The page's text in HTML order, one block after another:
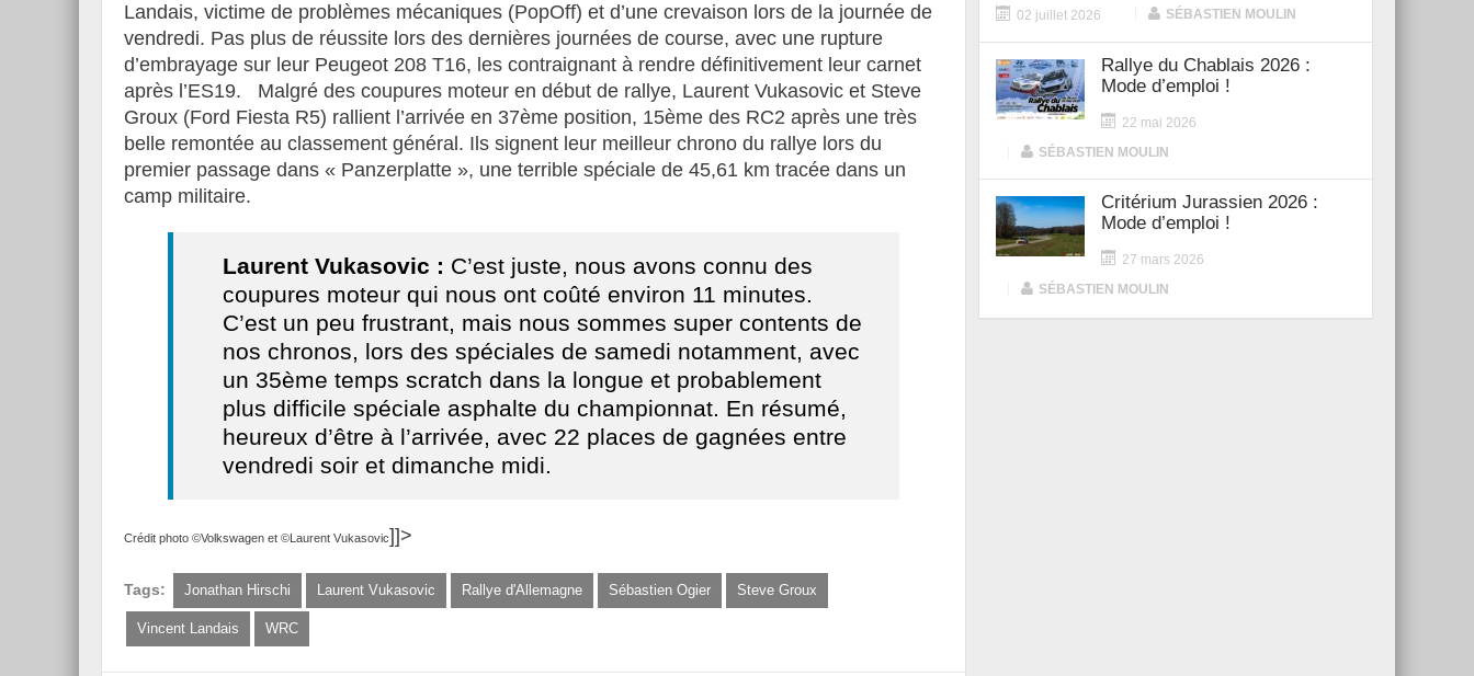
Landais, victime de problèmes mécaniques (PopOff) et d’une crevaison lors de la journée de
vendredi. Pas plus de réussite lors des dernières journées de course, avec une rupture
d’embrayage sur leur Peugeot 208 T16, les contraignant à rendre définitivement leur carnet
après l’ES19. Malgré des coupures moteur en début de rallye, Laurent Vukasovic et Steve
Groux (Ford Fiesta R5) rallient l’arrivée en 37ème position, 15ème des RC2 après une très
belle remontée au classement général. Ils signent leur meilleur chrono du rallye lors du
premier passage dans « Panzerplatte », une terrible spéciale de 45,61 km tracée dans un
camp militaire.
Laurent Vukasovic : C’est juste, nous avons connu des
coupures moteur qui nous ont coûté environ 11 minutes.
C’est un peu frustrant, mais nous sommes super contents de
nos chronos, lors des spéciales de samedi notamment, avec
un 35ème temps scratch dans la longue et probablement
plus difficile spéciale asphalte du championnat. En résumé,
heureux d’être à l’arrivée, avec 22 places de gagnées entre
vendredi soir et dimanche midi.
Crédit photo ©Volkswagen et ©Laurent Vukasovic]]>
Tags: Jonathan Hirschi Laurent Vukasovic Rallye d'Allemagne Sébastien Ogier Steve Groux
Vincent Landais WRC
02 juillet 2026 SÉBASTIEN MOULIN
Rallye du Chablais 2026 :
Mode d’emploi !
22 mai 2026
SÉBASTIEN MOULIN
Critérium Jurassien 2026 :
Mode d’emploi !
27 mars 2026
SÉBASTIEN MOULIN